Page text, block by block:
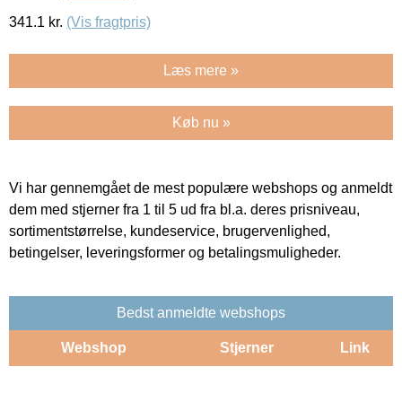
341.1 kr. (Vis fragtpris)
Læs mere »
Køb nu »
Vi har gennemgået de mest populære webshops og anmeldt
dem med stjerner fra 1 til 5 ud fra bl.a. deres prisniveau,
sortimentstørrelse, kundeservice, brugervenlighed,
betingelser, leveringsformer og betalingsmuligheder.
Bedst anmeldte webshops
Webshop Stjerner Link